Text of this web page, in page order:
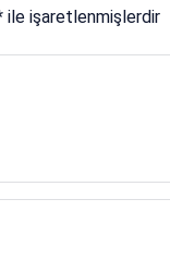
ile işaretlenmişlerdir